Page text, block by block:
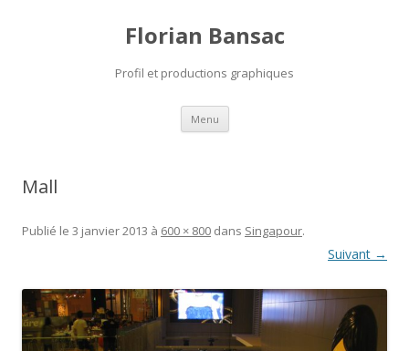
Florian Bansac
Profil et productions graphiques
Menu Aller
contenu
Mall
Publié le 3 janvier 2013 à 600 × 800 dans Singapour.
Suivant →